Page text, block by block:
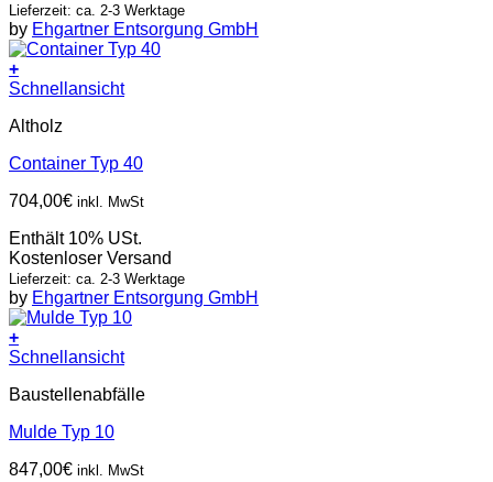
Lieferzeit: ca. 2-3 Werktage
by Ehgartner Entsorgung GmbH
+
Schnellansicht
Altholz
Container Typ 40
704,00€ inkl. MwSt
Enthält 10% USt.
Kostenloser Versand
Lieferzeit: ca. 2-3 Werktage
by Ehgartner Entsorgung GmbH
+
Schnellansicht
Baustellenabfälle
Mulde Typ 10
847,00€ inkl. MwSt